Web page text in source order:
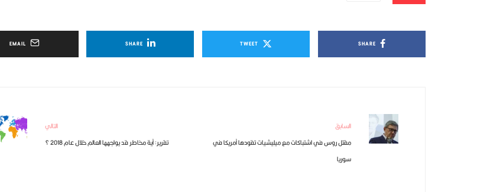
SHARE
TWEET
SHARE
EMAIL
السابق
مقتل روس في اشتباكات مع ميليشيات تقودها أمريكا في
سوريا
التالي
تقرير: أية مخاطر قد يواجهها العالم خلال عام 2018 ؟